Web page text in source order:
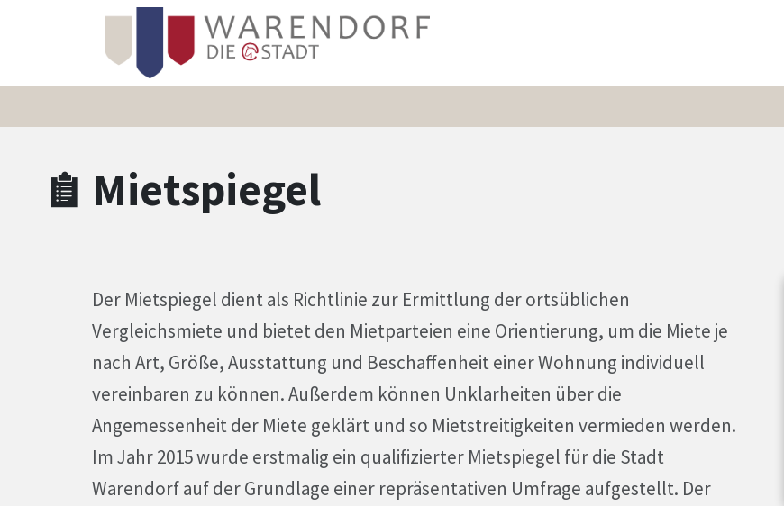
Zum Hauptinhalt
Zum Hauptinhalt springen
Mietspiegel
Der Mietspiegel dient als Richtlinie zur Ermittlung der ortsüblichen
Vergleichsmiete und bietet den Mietparteien eine Orientierung, um die Miete je
nach Art, Größe, Ausstattung und Beschaffenheit einer Wohnung individuell
vereinbaren zu können. Außerdem können Unklarheiten über die
Angemessenheit der Miete geklärt und so Mietstreitigkeiten vermieden werden.
Im Jahr 2015 wurde erstmalig ein qualifizierter Mietspiegel für die Stadt
Warendorf auf der Grundlage einer repräsentativen Umfrage aufgestellt. Der